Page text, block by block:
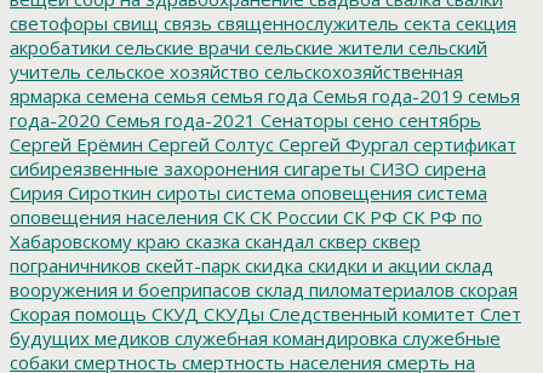
светофоры свищ связь священнослужитель секта секция
акробатики сельские врачи сельские жители сельский
учитель сельское хозяйство сельскохозяйственная
ярмарка семена семья семья года Семья года-2019 семья
года-2020 Семья года-2021 Сенаторы сено сентябрь
Сергей Ерёмин Сергей Солтус Сергей Фургал сертификат
сибиреязвенные захоронения сигареты СИЗО сирена
Сирия Сироткин сироты система оповещения система
оповещения населения СК СК России СК РФ СК РФ по
Хабаровскому краю сказка скандал сквер сквер
пограничников скейт-парк скидка скидки и акции склад
вооружения и боеприпасов склад пиломатериалов скорая
Скорая помощь СКУД СКУДы Следственный комитет Слет
будущих медиков служебная командировка служебные
собаки смертность смертность населения смерть на